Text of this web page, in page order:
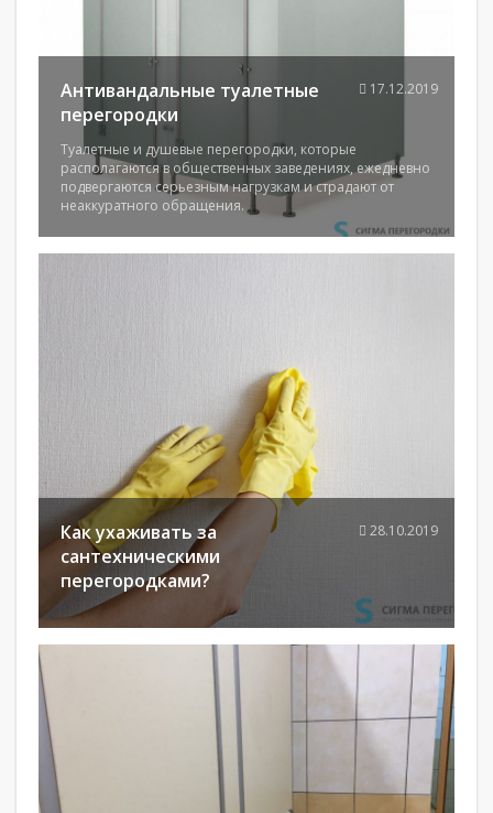
Антивандальные туалетные
перегородки
Туалетные и душевые перегородки, которые
располагаются в общественных заведениях, ежедневно
подвергаются серьезным нагрузкам и страдают от
неаккуратного обращения.
17.12.2019
Как ухаживать за
сантехническими
перегородками?
28.10.2019